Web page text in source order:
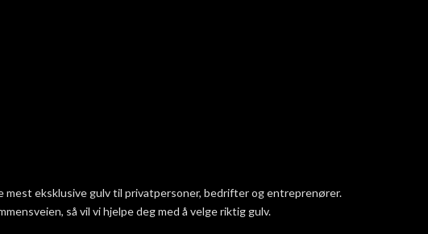
mest eksklusive gulv til privatpersoner, bedrifter og entreprenører.
så vil vi hjelpe deg med å velge riktig gulv.